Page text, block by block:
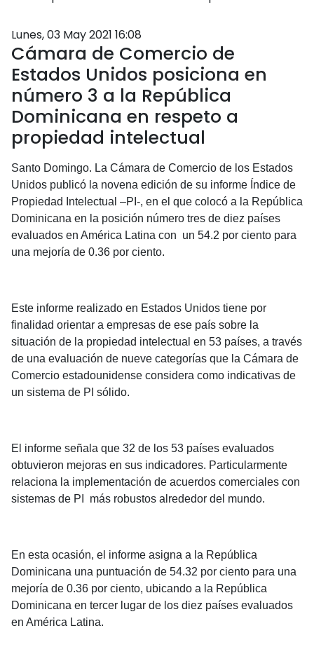
Lunes, 03 May 2021 16:08
Cámara de Comercio de
Estados Unidos posiciona en
número 3 a la República
Dominicana en respeto a
propiedad intelectual
Santo Domingo. La Cámara de Comercio de los Estados
Unidos publicó la novena edición de su informe Índice de
Propiedad Intelectual –PI-, en el que colocó a la República
Dominicana en la posición número tres de diez países
evaluados en América Latina con un 54.2 por ciento para
una mejoría de 0.36 por ciento.
Este informe realizado en Estados Unidos tiene por
finalidad orientar a empresas de ese país sobre la
situación de la propiedad intelectual en 53 países, a través
de una evaluación de nueve categorías que la Cámara de
Comercio estadounidense considera como indicativas de
un sistema de PI sólido.
El informe señala que 32 de los 53 países evaluados
obtuvieron mejoras en sus indicadores. Particularmente
relaciona la implementación de acuerdos comerciales con
sistemas de PI más robustos alrededor del mundo.
En esta ocasión, el informe asigna a la República
Dominicana una puntuación de 54.32 por ciento para una
mejoría de 0.36 por ciento, ubicando a la República
Dominicana en tercer lugar de los diez países evaluados
en América Latina.